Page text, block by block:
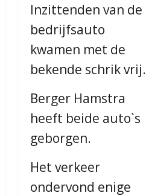
Inzittenden van de
bedrijfsauto
kwamen met de
bekende schrik vrij.
Berger Hamstra
heeft beide auto`s
geborgen.
Het verkeer
ondervond enige